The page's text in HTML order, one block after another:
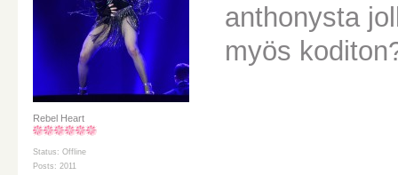
Rebel Heart
Status: Offline
Posts: 2011
anthonysta
myös